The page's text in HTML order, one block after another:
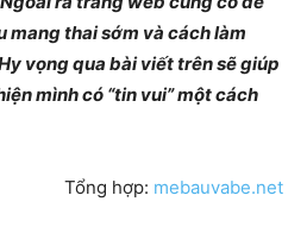
mang thai sớm và cách làm
vọng qua bài viết trên sẽ giúp
mình có “tin vui” một cách
Tổng hợp: mebauvabe.net